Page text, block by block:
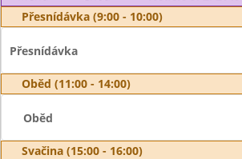
Přesnídávka (9:00 - 10:00)
Přesnídávka
Oběd (11:00 - 14:00)
Oběd
Svačina (15:00 - 16:00)